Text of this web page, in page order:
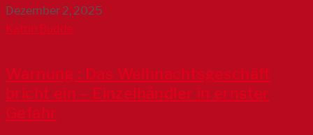
Dezember 2, 2025
Katrin Budde
Warnung : Das Weihnachtsgeschäft
bricht ein – Einzelhändler in ernster
Gefahr